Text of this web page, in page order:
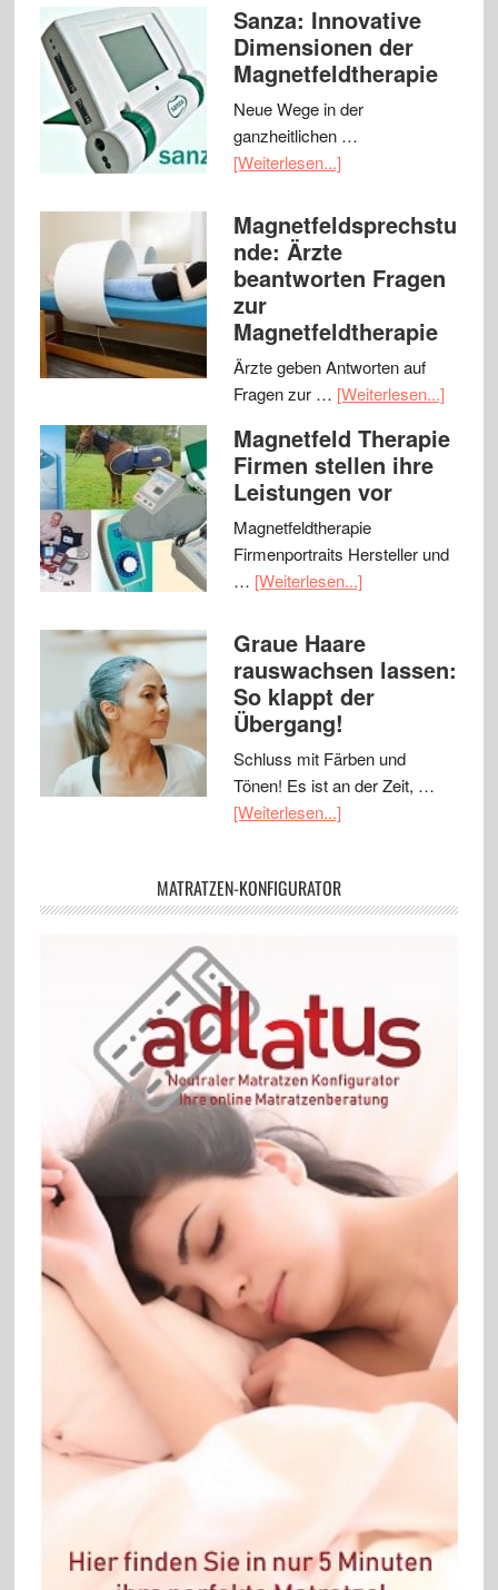
Sanza: Innovative
Dimensionen der
Magnetfeldtherapie
Neue Wege in der
ganzheitlichen …
[Weiterlesen...]
Magnetfeldsprechstu
nde: Ärzte
beantworten Fragen
zur
Magnetfeldtherapie
Ärzte geben Antworten auf
Fragen zur … [Weiterlesen...]
Magnetfeld Therapie
Firmen stellen ihre
Leistungen vor
Magnetfeldtherapie
Firmenportraits Hersteller und
… [Weiterlesen...]
Graue Haare
rauswachsen lassen:
So klappt der
Übergang!
Schluss mit Färben und
Tönen! Es ist an der Zeit, …
[Weiterlesen...]
MATRATZEN-KONFIGURATOR